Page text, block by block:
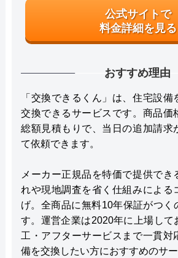
公式サイトで
料金詳細を見る
おすすめ理由
「交換できるくん」は、住宅設備
交換できるサービスです。商品価
総額見積もりで、当日の追加請求
て依頼できます。
メーカー正規品を特価で提供でき
れや現地調査を省く仕組みによる
げ。全商品に無料10年保証がつく
す。運営企業は2020年に上場して
工・アフターサービスまで一貫対
備を交換したい方におすすめのサー